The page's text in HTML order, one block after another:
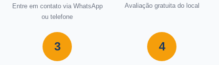
Entre em contato via WhatsApp
ou telefone
Avaliação gratuita do local
3 4